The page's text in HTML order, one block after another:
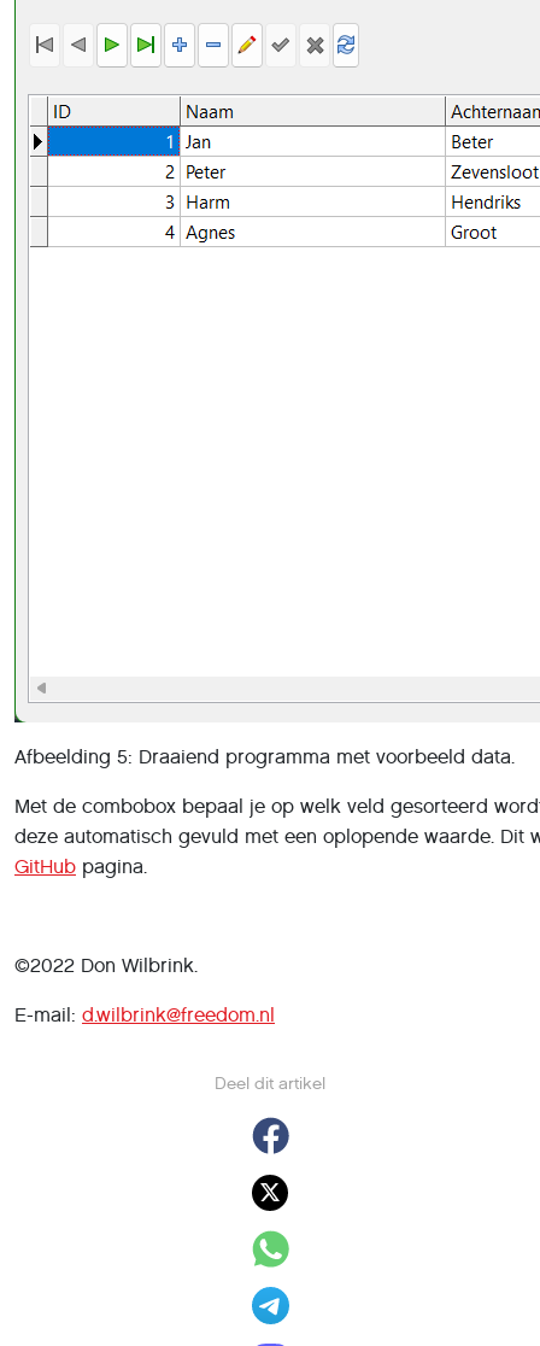
Deel dit artikel
Afbeelding 5: Draaiend programma met voorbeeld data.
Met de combobox bepaal je op welk veld gesorteerd
deze automatisch gevuld met een oplopende waarde.
GitHub pagina.
©2022 Don Wilbrink.
E-mail: d.wilbrink@freedom.nl